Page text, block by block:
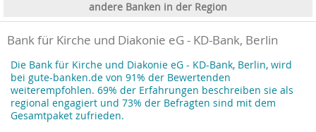
andere Banken in der Region
Bank für Kirche und Diakonie eG - KD-Bank, Berlin
Die Bank für Kirche und Diakonie eG - KD-Bank, Berlin, wird
bei gute-banken.de von 91% der Bewertenden
weiterempfohlen. 69% der Erfahrungen beschreiben sie als
regional engagiert und 73% der Befragten sind mit dem
Gesamtpaket zufrieden.